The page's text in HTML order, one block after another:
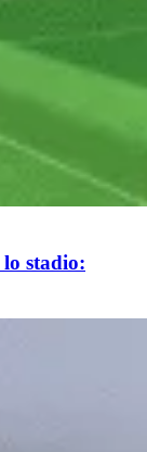
stadio: